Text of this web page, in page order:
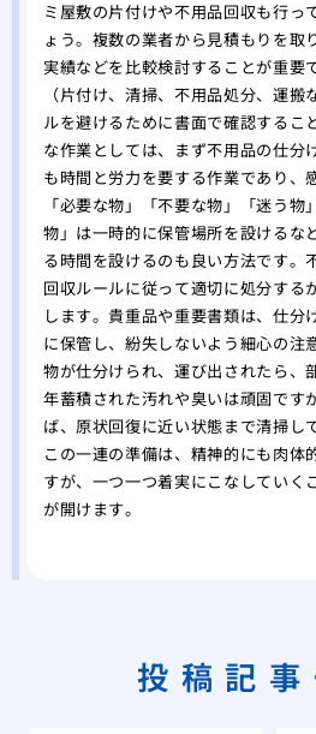
ミ屋敷の片付けや不用品回収も行っ
ょう。複数の業者から見積もりを取
実績などを比較検討することが重要
（片付け、清掃、不用品処分、運
ルを避けるために書面で確認するこ
な作業としては、まず不用品の仕分
も時間と労力を要する作業であり、
「必要な物」「不要な物」「迷う
物」は一時的に保管場所を設けるな
る時間を設けるのも良い方法です。
回収ルールに従って適切に処分する
します。貴重品や重要書類は、仕分
に保管し、紛失しないよう細心の注
物が仕分けられ、運び出されたら、
年蓄積された汚れや臭いは頑固です
ば、原状回復に近い状態まで清掃し
この一連の準備は、精神的にも肉体
すが、一つ一つ着実にこなしていく
が開けます。
投稿記事